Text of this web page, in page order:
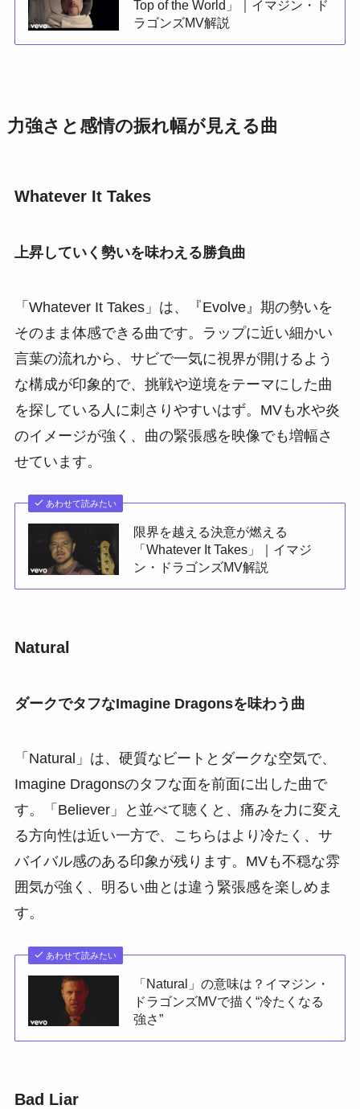
Top of the World」｜イマジン・ド
ラゴンズMV解説
力強さと感情の振れ幅が見える曲
Whatever It Takes
上昇していく勢いを味わえる勝負曲
「Whatever It Takes」は、『Evolve』期の勢いを
そのまま体感できる曲です。ラップに近い細かい
言葉の流れから、サビで一気に視界が開けるよう
な構成が印象的で、挑戦や逆境をテーマにした曲
を探している人に刺さりやすいはず。MVも水や炎
のイメージが強く、曲の緊張感を映像でも増幅さ
せています。
あわせて読みたい
限界を越える決意が燃える
「Whatever It Takes」｜イマジ
ン・ドラゴンズMV解説
Natural
ダークでタフなImagine Dragonsを味わう曲
「Natural」は、硬質なビートとダークな空気で、
Imagine Dragonsのタフな面を前面に出した曲で
す。「Believer」と並べて聴くと、痛みを力に変え
る方向性は近い一方で、こちらはより冷たく、サ
バイバル感のある印象が残ります。MVも不穏な雰
囲気が強く、明るい曲とは違う緊張感を楽しめま
す。
あわせて読みたい
「Natural」の意味は？イマジン・
ドラゴンズMVで描く“冷たくなる
強さ”
Bad Liar